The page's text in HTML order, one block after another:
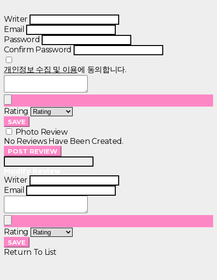
Writer
Email
Password
Confirm Password
개인정보 수집 및 이용에 동의합니다.
Rating
SAVE
Photo Review
No Reviews Have Been Created.
POST REVIEW
Writer
Email
Rating
SAVE
Return To List